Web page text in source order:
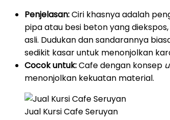
Penjelasan:Ciri khasnya adalah
pipa atau besi beton yang
asli. Dudukan dan sandarannya
sedikit kasar untuk menonjolkan
Cocok untuk:Cafe dengan konsep
menonjolkan kekuatan material.
Jual Kursi Cafe Seruyan